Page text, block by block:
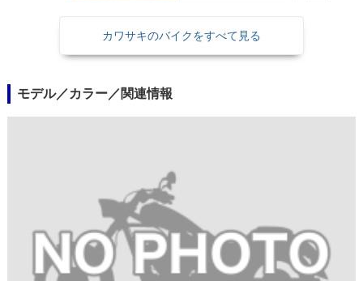
カワサキのバイクをすべて見る
モデル／カラー／関連情報